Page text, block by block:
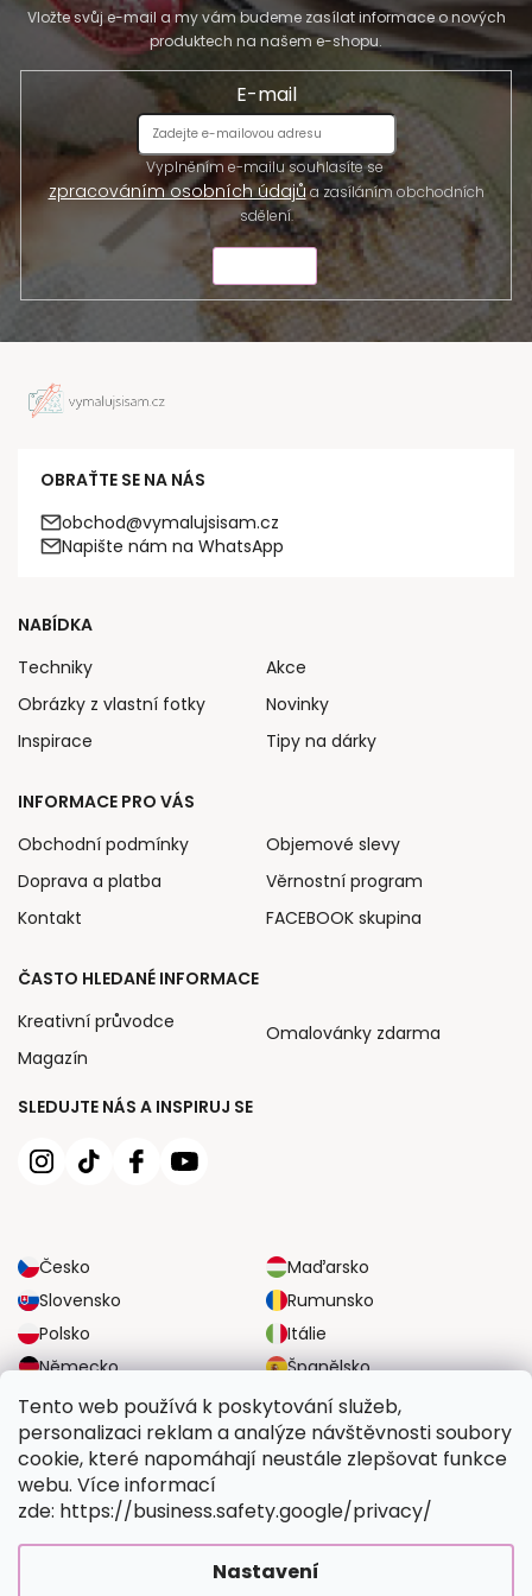
Tento web používá k poskytování služeb,
personalizaci reklam a analýze návštěvnosti soubory
cookie, které napomáhají neustále zlepšovat funkce
webu. Více informací
zde: https://business.safety.google/privacy/
Nastavení
Vložte svůj e-mail a my vám budeme zasílat informace o nových
produktech na našem e-shopu.
E-mail
Vyplněním e-mailu souhlasíte se
zpracováním osobních údajůa zasíláním obchodních
sdělení.
OBRAŤTE SE NA NÁS
obchod@vymalujsisam.cz
Napište nám na WhatsApp
SLEDUJTE NÁS A INSPIRUJ SE
Česko
Maďarsko
Slovensko
Rumunsko
Polsko
Itálie
Německo
Španělsko
Velká Británie
Rakousko
NABÍDKA
Techniky
Obrázky z vlastní fotky
Inspirace
Akce
Novinky
Tipy na dárky
INFORMACE PRO VÁS
Obchodní podmínky
Doprava a platba
Kontakt
Objemové slevy
Věrnostní program
FACEBOOK skupina
ČASTO HLEDANÉ INFORMACE
Kreativní průvodce
Magazín
Omalovánky zdarma
SPOLEHLIVÉ MOŽNOSTI DOPRAVY
BEZPEČNÉ MOŽNOSTI PLATBY